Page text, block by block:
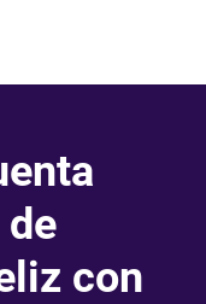
con